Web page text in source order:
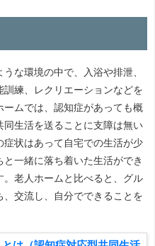
な環境の中で、入浴や排泄、
練、レクリエーションなどを
ムでは、認知症があっても概
生活を送ることに支障は無い
状はあって自宅での生活が少
一緒に落ち着いた生活ができ
老人ホームと比べると、グル
交流し、自分でできることを